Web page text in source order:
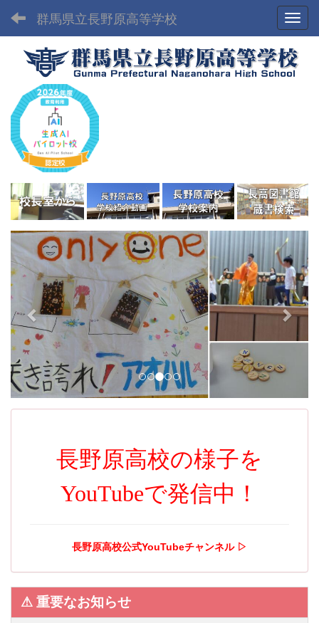
群馬県立長野原高等学校
p
r
e
v
i
o
s
n
e
x
t
長野原高校の様子を
YouTubeで発信中！
長野原高校公式YouTubeチャンネル ▷
⚠︎ 重要なお知らせ